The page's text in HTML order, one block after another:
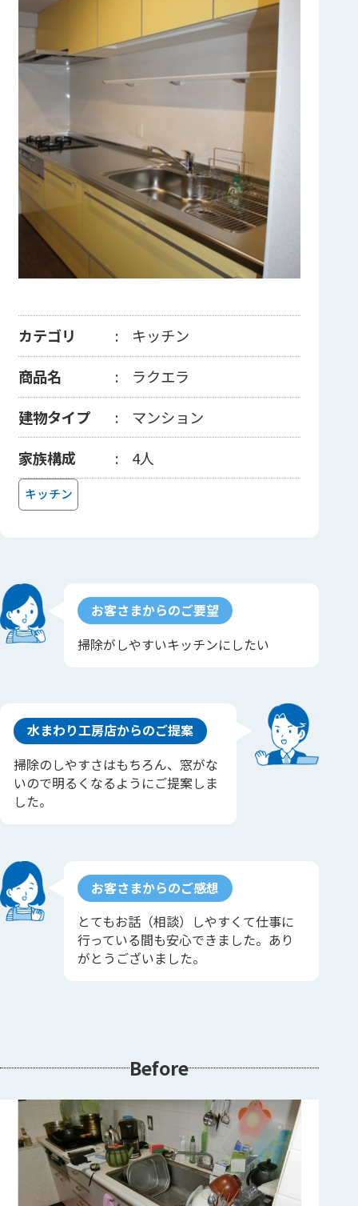
カテゴリ
キッチン
商品名
ラクエラ
建物タイプ
マンション
家族構成
4人
キッチン
お客さまからのご要望
掃除がしやすいキッチンにしたい
水まわり工房店からのご提案
掃除のしやすさはもちろん、窓がな
いので明るくなるようにご提案しま
した。
お客さまからのご感想
とてもお話（相談）しやすくて仕事に
行っている間も安心できました。あり
がとうございました。
Before